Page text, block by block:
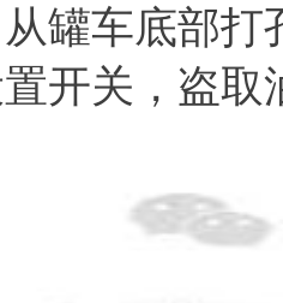
罐车底部打
开关，盗取